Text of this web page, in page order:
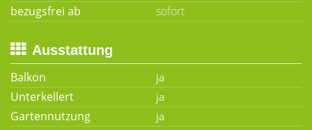
bezugsfrei ab
sofort
Ausstattung
Balkon
Unterkellert
Gartennutzung